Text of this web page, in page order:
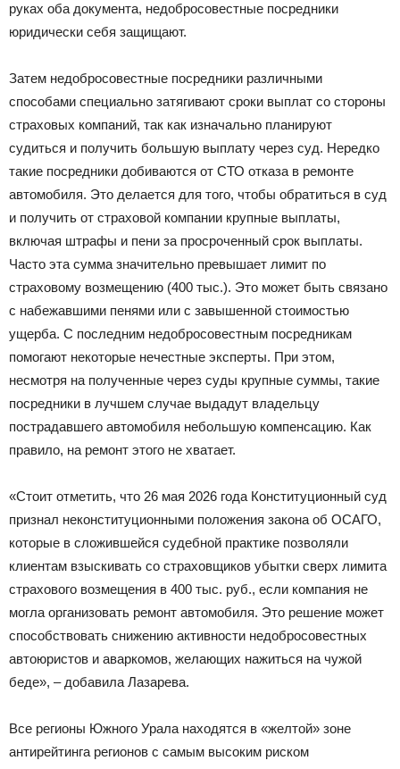
руках оба документа, недобросовестные посредники
юридически себя защищают.
Затем недобросовестные посредники различными
способами специально затягивают сроки выплат со стороны
страховых компаний, так как изначально планируют
судиться и получить большую выплату через суд. Нередко
такие посредники добиваются от СТО отказа в ремонте
автомобиля. Это делается для того, чтобы обратиться в суд
и получить от страховой компании крупные выплаты,
включая штрафы и пени за просроченный срок выплаты.
Часто эта сумма значительно превышает лимит по
страховому возмещению (400 тыс.). Это может быть связано
с набежавшими пенями или с завышенной стоимостью
ущерба. С последним недобросовестным посредникам
помогают некоторые нечестные эксперты. При этом,
несмотря на полученные через суды крупные суммы, такие
посредники в лучшем случае выдадут владельцу
пострадавшего автомобиля небольшую компенсацию. Как
правило, на ремонт этого не хватает.
«Стоит отметить, что 26 мая 2026 года Конституционный суд
признал неконституционными положения закона об ОСАГО,
которые в сложившейся судебной практике позволяли
клиентам взыскивать со страховщиков убытки сверх лимита
страхового возмещения в 400 тыс. руб., если компания не
могла организовать ремонт автомобиля. Это решение может
способствовать снижению активности недобросовестных
автоюристов и аваркомов, желающих нажиться на чужой
беде», – добавила Лазарева.
Все регионы Южного Урала находятся в «желтой» зоне
антирейтинга регионов с самым высоким риском